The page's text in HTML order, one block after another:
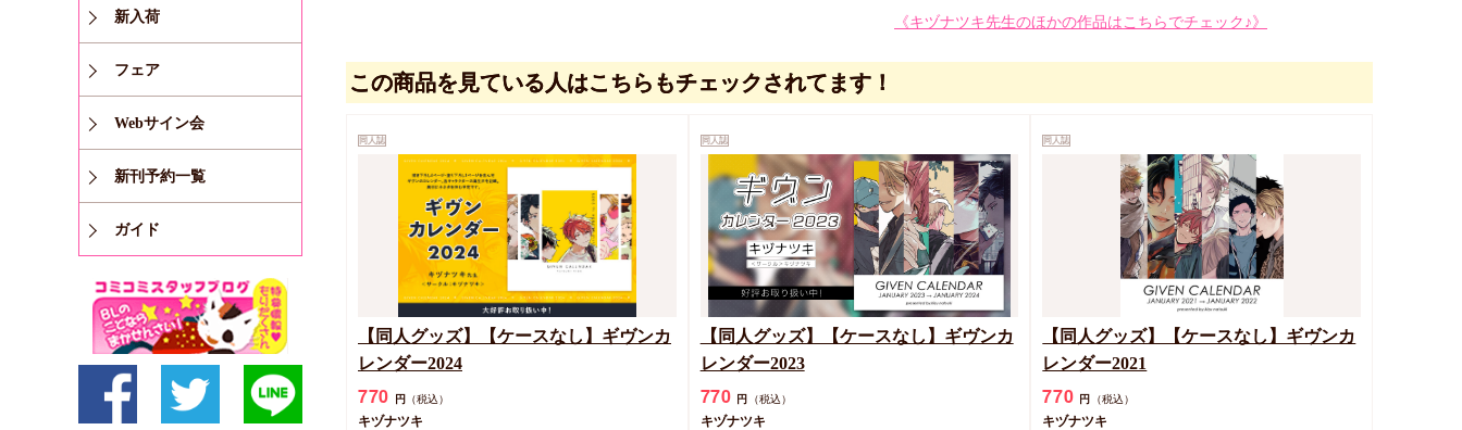
新入荷
フェア
Webサイン会
新刊予約一覧
ガイド
《キヅナツキ先生のほかの作品はこちらでチェック♪》
この商品を見ている人はこちらもチェックされてます！
同人誌
【同人グッズ】【ケースなし】ギヴンカ
レンダー2024
770 円 （税込）
キヅナツキ
同人誌
【同人グッズ】【ケースなし】ギヴンカ
レンダー2023
770 円 （税込）
キヅナツキ
同人誌
【同人グッズ】【ケースなし】ギヴンカ
レンダー2021
770 円 （税込）
キヅナツキ